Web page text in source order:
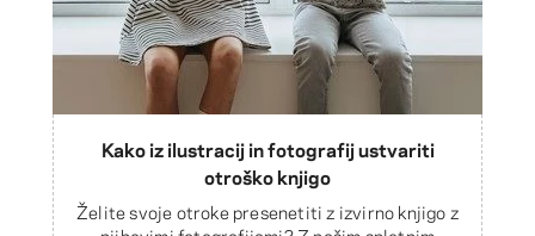
Kako iz ilustracij in fotografij ustvariti
otroško knjigo
Želite svoje otroke presenetiti z izvirno knjigo z